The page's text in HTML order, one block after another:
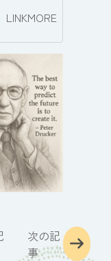
LINKMORE
次の記
事